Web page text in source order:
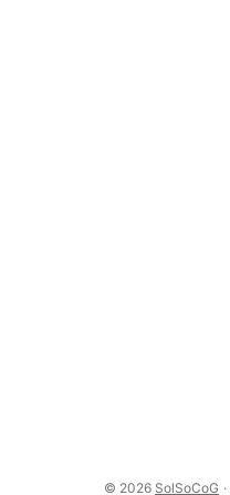
© 2026 SolSoCoG ·